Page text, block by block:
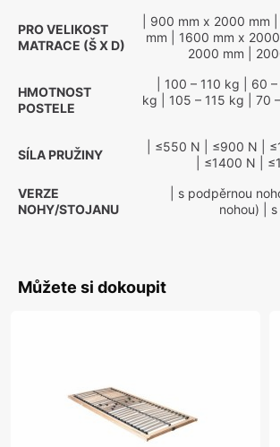
PRO VELIKOST
MATRACE (Š X D)
| 900 mm x 2000 mm
mm | 1600 mm x
2000 mm |
HMOTNOST
POSTELE
| 100 – 110 kg | 60
kg | 105 – 115 kg | 70
SÍLA PRUŽINY
| ≤550 N | ≤900 N |
| ≤1400 N |
VERZE
NOHY/STOJANU
| s podpěrnou
nohou) |
Můžete si dokoupit